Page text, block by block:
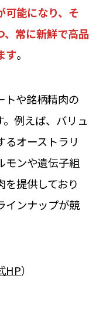
可能になり、そ
、常に新鮮で高品
す。
トや銘柄精肉の
例えば、バリュ
オーストラリ
モンや遺伝子組
提供しており
インナップが競
HP）